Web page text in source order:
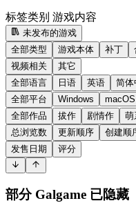
标签类别 游戏内容
未发布的游戏
全部类型
游戏本体 补丁
视频相关
其它
全部语言
日语 英语 简体
全部平台
Windows macOS
全部作品
拔作 剧情作 萌
总浏览数
更新顺序 创建顺
发售日期
评分
部分 Galgame 已隐藏